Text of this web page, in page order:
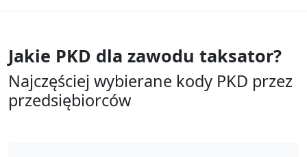
Jakie PKD dla zawodu taksator?
Najczęściej wybierane kody PKD przez
przedsiębiorców